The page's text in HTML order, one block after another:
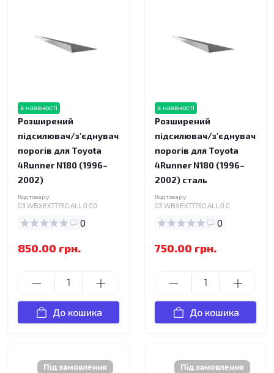
в наявності
Розширений
підсилювач/з'єднувач
порогів для Toyota
4Runner N180 (1996–
2002)
Код товару:
03.WBXEXT1750.ALL.0.00
0
850.00 грн.
До кошика
в наявності
Розширений
підсилювач/з'єднувач
порогів для Toyota
4Runner N180 (1996–
2002) сталь
Код товару:
03.WBXEXT1750.ALL.0.0
0
750.00 грн.
До кошика